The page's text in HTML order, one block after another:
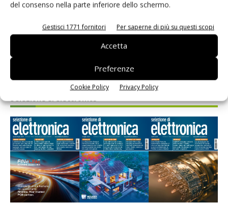
del consenso nella parte inferiore dello schermo.
Gestisci 1771 fornitori Per saperne di più su questi scopi
Accetta
Preferenze
Cookie Policy Privacy Policy
prossimi commenti.
Selezione di elettronica